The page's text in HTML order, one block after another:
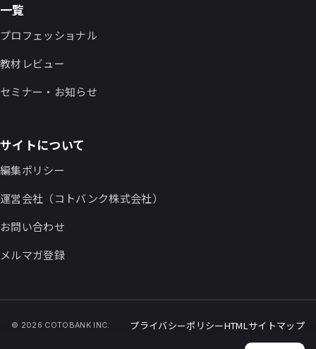
一覧
プロフェッショナル
教材レビュー
セミナー・お知らせ
サイトについて
編集ポリシー
運営会社（コトバンク株式会社）
お問い合わせ
メルマガ登録
© 2026 COTOBANK INC. プライバシーポリシーHTMLサイトマップ